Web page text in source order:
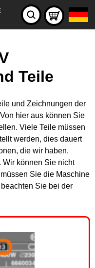
Teile
und Zeichnungen der
hier aus können Sie
Viele Teile müssen
werden, dies dauert
die wir haben,
Wir können Sie nicht
Sie die Maschine
Sie bei der